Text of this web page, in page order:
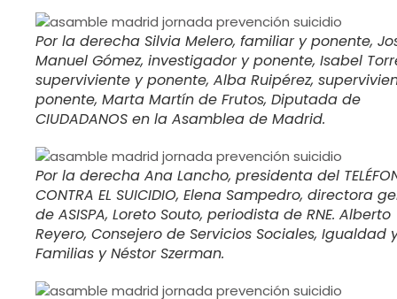
Por la derecha Silvia Melero, familiar y ponente,
Manuel Gómez, investigador y ponente, Isabel
superviviente y ponente, Alba Ruipérez,
ponente, Marta Martín de Frutos, Diputada de
CIUDADANOS en la Asamblea de Madrid.
Por la derecha Ana Lancho, presidenta del
CONTRA EL SUICIDIO, Elena Sampedro, directora
de ASISPA, Loreto Souto, periodista de RNE. Alberto
Reyero, Consejero de Servicios Sociales, Igualdad
Familias y Néstor Szerman.